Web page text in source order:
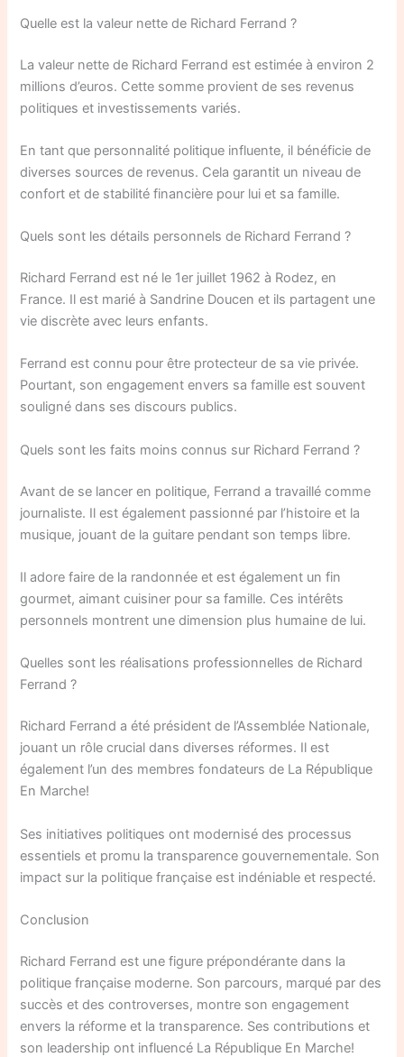
Quelle est la valeur nette de Richard Ferrand ?
La valeur nette de Richard Ferrand est estimée à environ 2
millions d’euros. Cette somme provient de ses revenus
politiques et investissements variés.
En tant que personnalité politique influente, il bénéficie de
diverses sources de revenus. Cela garantit un niveau de
confort et de stabilité financière pour lui et sa famille.
Quels sont les détails personnels de Richard Ferrand ?
Richard Ferrand est né le 1er juillet 1962 à Rodez, en
France. Il est marié à Sandrine Doucen et ils partagent une
vie discrète avec leurs enfants.
Ferrand est connu pour être protecteur de sa vie privée.
Pourtant, son engagement envers sa famille est souvent
souligné dans ses discours publics.
Quels sont les faits moins connus sur Richard Ferrand ?
Avant de se lancer en politique, Ferrand a travaillé comme
journaliste. Il est également passionné par l’histoire et la
musique, jouant de la guitare pendant son temps libre.
Il adore faire de la randonnée et est également un fin
gourmet, aimant cuisiner pour sa famille. Ces intérêts
personnels montrent une dimension plus humaine de lui.
Quelles sont les réalisations professionnelles de Richard
Ferrand ?
Richard Ferrand a été président de l’Assemblée Nationale,
jouant un rôle crucial dans diverses réformes. Il est
également l’un des membres fondateurs de La République
En Marche!
Ses initiatives politiques ont modernisé des processus
essentiels et promu la transparence gouvernementale. Son
impact sur la politique française est indéniable et respecté.
Conclusion
Richard Ferrand est une figure prépondérante dans la
politique française moderne. Son parcours, marqué par des
succès et des controverses, montre son engagement
envers la réforme et la transparence. Ses contributions et
son leadership ont influencé La République En Marche!